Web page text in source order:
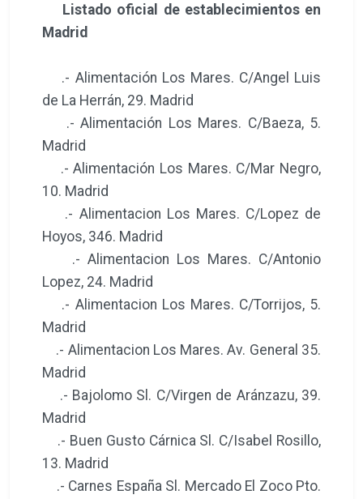
Listado oficial de establecimientos en
Madrid
.- Alimentación Los Mares. C/Angel Luis
de La Herrán, 29. Madrid
.- Alimentación Los Mares. C/Baeza, 5.
Madrid
.- Alimentación Los Mares. C/Mar Negro,
10. Madrid
.- Alimentacion Los Mares. C/Lopez de
Hoyos, 346. Madrid
.- Alimentacion Los Mares. C/Antonio
Lopez, 24. Madrid
.- Alimentacion Los Mares. C/Torrijos, 5.
Madrid
.- Alimentacion Los Mares. Av. General 35.
Madrid
.- Bajolomo Sl. C/Virgen de Aránzazu, 39.
Madrid
.- Buen Gusto Cárnica Sl. C/Isabel Rosillo,
13. Madrid
.- Carnes España Sl. Mercado El Zoco Pto.